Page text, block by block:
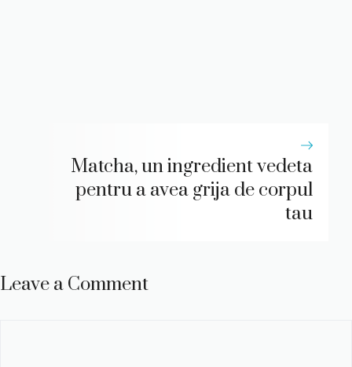
Matcha, un ingredient vedeta
pentru a avea grija de corpul
tau
Leave a Comment